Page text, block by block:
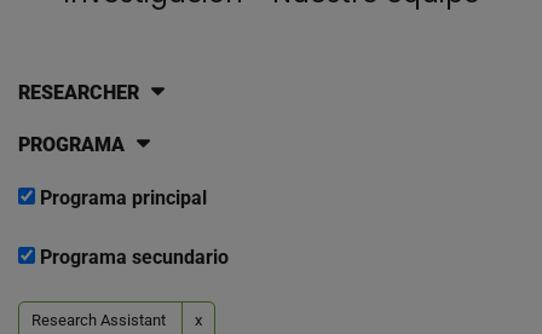
RESEARCHER
PROGRAMA
Programa principal
Programa secundario
Research Assistant x